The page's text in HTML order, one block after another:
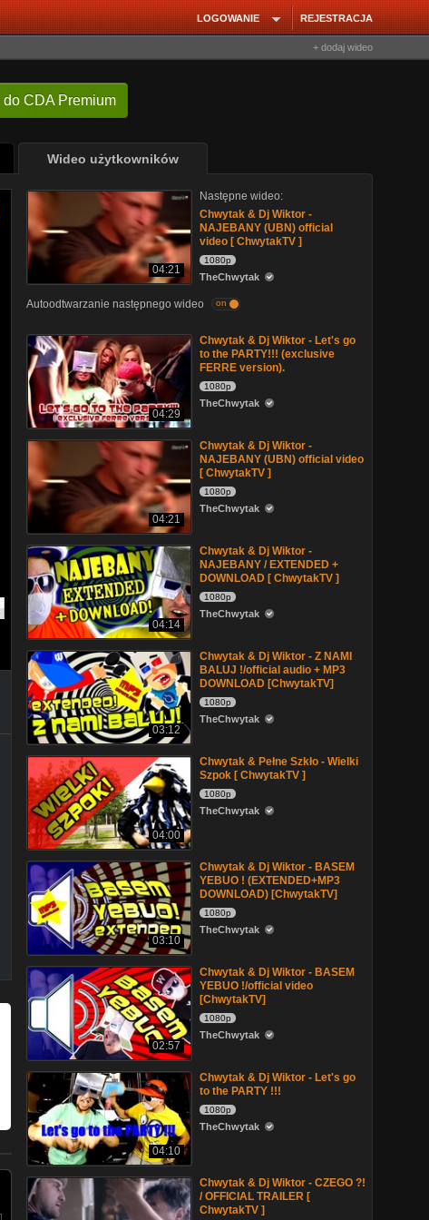
REJESTRACJA
LOGOWANIE
+ dodaj wideo
do CDA Premium
Wideo użytkowników
04:21
Następne wideo:
Chwytak & Dj Wiktor -
NAJEBANY (UBN) official
video [ ChwytakTV ]
1080p
TheChwytak
Autoodtwarzanie następnego wideo on
04:29
Chwytak & Dj Wiktor - Let's go
to the PARTY!!! (exclusive
FERRE version).
1080p
TheChwytak
04:21
Chwytak & Dj Wiktor -
NAJEBANY (UBN) official video
[ ChwytakTV ]
1080p
TheChwytak
04:14
Chwytak & Dj Wiktor -
NAJEBANY / EXTENDED +
DOWNLOAD [ ChwytakTV ]
1080p
TheChwytak
03:12
Chwytak & Dj Wiktor - Z NAMI
BALUJ !/official audio + MP3
DOWNLOAD [ChwytakTV]
1080p
TheChwytak
04:00
Chwytak & Pełne Szkło - Wielki
Szpok [ ChwytakTV ]
1080p
TheChwytak
03:10
Chwytak & Dj Wiktor - BASEM
YEBUO ! (EXTENDED+MP3
DOWNLOAD) [ChwytakTV]
1080p
TheChwytak
02:57
Chwytak & Dj Wiktor - BASEM
YEBUO !/official video
[ChwytakTV]
1080p
TheChwytak
04:10
Chwytak & Dj Wiktor - Let's go
to the PARTY !!!
1080p
TheChwytak
Chwytak & Dj Wiktor - CZEGO ?!
/ OFFICIAL TRAILER [
ChwytakTV ]